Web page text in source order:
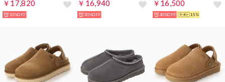
￥17,820
10%OFF
￥16,940
30%OFF
￥16,500
40%OFF 15%